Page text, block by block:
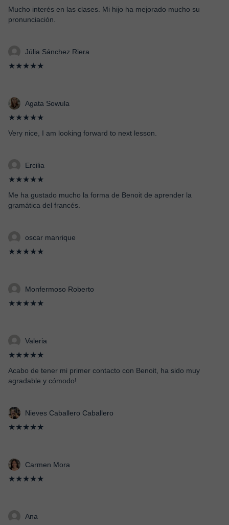
Mucho interés en las clases. Mi hijo ha mejorado mucho su
pronunciación.
Júlia Sánchez Riera
★★★★★
Agata Sowula
★★★★★
Very nice, I am looking forward to next lesson.
Ercilia
★★★★★
Me ha gustado mucho la forma de Benoit de aprender la
gramática del francés.
oscar manrique
★★★★★
Monfermoso Roberto
★★★★★
Valeria
★★★★★
Acabo de tener mi primer contacto con Benoit, ha sido muy
agradable y cómodo!
Nieves Caballero Caballero
★★★★★
Carmen Mora
★★★★★
Ana